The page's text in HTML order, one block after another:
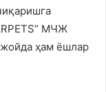
МЧЖ
ҳам ёшлар